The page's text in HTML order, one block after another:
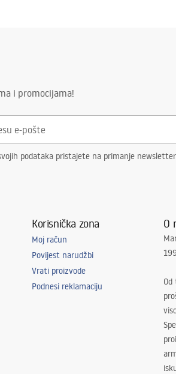
i promocijama!
podataka pristajete na primanje
Korisnička zona
Moj račun
Povijest narudžbi
Vrati proizvode
Podnesi reklamaciju
O